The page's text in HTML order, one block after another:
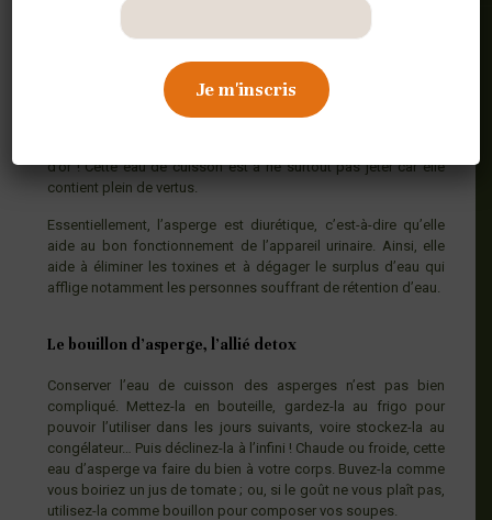
15 mai 2022
Le jus de cuisson des asperges
d’or ! Cette eau de cuisson est à ne surtout pas jeter car elle
contient plein de vertus.
Essentiellement, l’asperge est diurétique, c’est-à-dire qu’elle
aide au bon fonctionnement de l’appareil urinaire. Ainsi, elle
aide à éliminer les toxines et à dégager le surplus d’eau qui
afflige notamment les personnes souffrant de rétention d’eau.
Le bouillon d’asperge, l’allié detox
Conserver l’eau de cuisson des asperges n’est pas bien
compliqué. Mettez-la en bouteille, gardez-la au frigo pour
pouvoir l’utiliser dans les jours suivants, voire stockez-la au
congélateur… Puis déclinez-la à l’infini ! Chaude ou froide, cette
eau d’asperge va faire du bien à votre corps. Buvez-la comme
vous boiriez un jus de tomate ; ou, si le goût ne vous plaît pas,
utilisez-la comme bouillon pour composer vos soupes.